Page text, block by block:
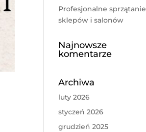
Profesjonalne sprzątanie
sklepów i salonów
Najnowsze
komentarze
Archiwa
luty 2026
styczeń 2026
grudzień 2025